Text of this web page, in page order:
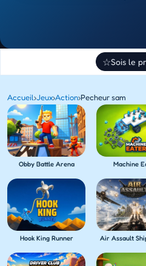
☆Sois le
Accueil›Jeux›Action›Pecheur sam
Obby Battle Arena Machine
Hook King Runner